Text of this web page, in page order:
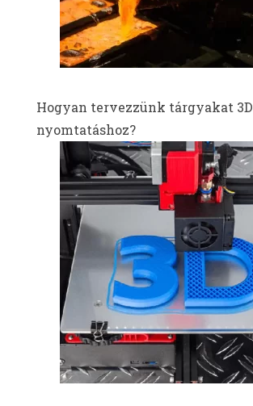
Hogyan tervezzünk tárgyakat 3D
nyomtatáshoz?